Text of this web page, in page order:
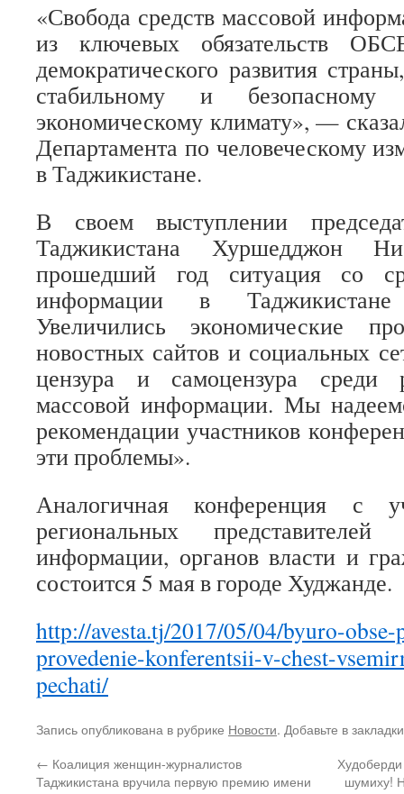
«Свобода средств массовой
из ключевых обязательств
демократического развития
стабильному и безопасному
экономическому климату», —
Департамента по человеческому
в Таджикистане.
В своем выступлении
Таджикистана Хуршедджон
прошедший год ситуация со
информации в
Увеличились экономические
новостных сайтов и социальных
цензура и самоцензура среди
массовой информации. Мы
рекомендации участников
эти проблемы».
Аналогичная конференция с
региональных
информации, органов власти и
состоится 5 мая в городе Худжанде.
http://avesta.tj/2017/05/04/byuro-
provedenie-konferentsii-v-chest-
pechati/
Запись опубликована в рубрике Новости. Добавьте в
← Коалиция женщин-журналистов
Таджикистана вручила первую премию имени
шумиху!